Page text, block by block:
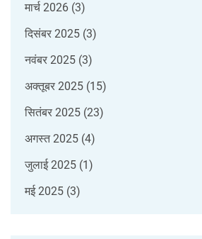
मार्च 2026 (3)
दिसंबर 2025 (3)
नवंबर 2025 (3)
अक्तूबर 2025 (15)
सितंबर 2025 (23)
अगस्त 2025 (4)
जुलाई 2025 (1)
मई 2025 (3)